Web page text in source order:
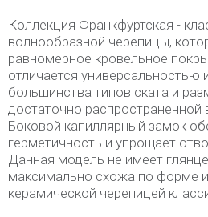
Коллекция Франкфуртская -
волнообразной черепицы,
равномерное кровельное
отличается универсальностью
большинства типов ската и
достаточно распространенной
Боковой капиллярный замок
герметичность и упрощает
Данная модель не имеет
максимально схожа по форме
керамической черепицей